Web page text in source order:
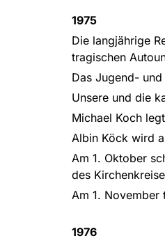
1975
Die langjährige
tragischen
Das Jugend-
Unsere und die
Michael Koch
Albin Köck wird
Am 1. Oktober
des
Am 1. November
1976